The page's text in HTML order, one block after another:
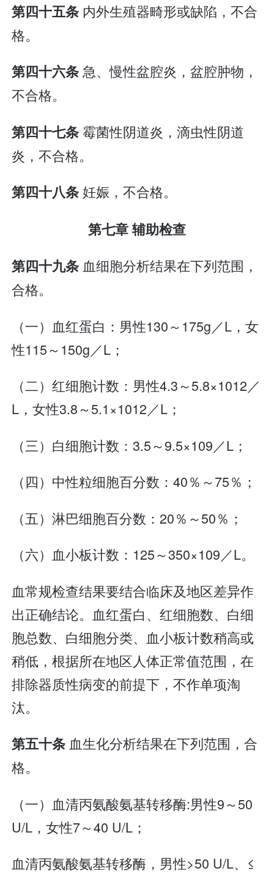
第四十五条 内外生殖器畸形或缺陷，不合
格。
第四十六条急、慢性盆腔炎，盆腔肿物，
不合格。
第四十七条霉菌性阴道炎，滴虫性阴道
炎，不合格。
第四十八条妊娠，不合格。
第七章 辅助检查
第四十九条血细胞分析结果在下列范围，
合格。
（一）血红蛋白：男性130～175g／L，女
性115～150g／L；
（二）红细胞计数：男性4.3～5.8×1012／
L，女性3.8～5.1×1012／L；
（三）白细胞计数：3.5～9.5×109／L；
（四）中性粒细胞百分数：40％～75％；
（五）淋巴细胞百分数：20％～50％；
（六）血小板计数：125～350×109／L。
血常规检查结果要结合临床及地区差异作
出正确结论。血红蛋白、红细胞数、白细
胞总数、白细胞分类、血小板计数稍高或
稍低，根据所在地区人体正常值范围，在
排除器质性病变的前提下，不作单项淘
汰。
第五十条血生化分析结果在下列范围，合
格。
（一）血清丙氨酸氨基转移酶:男性9～50
U/L，女性7～40 U/L；
血清丙氨酸氨基转移酶，男性>50 U/L、≤